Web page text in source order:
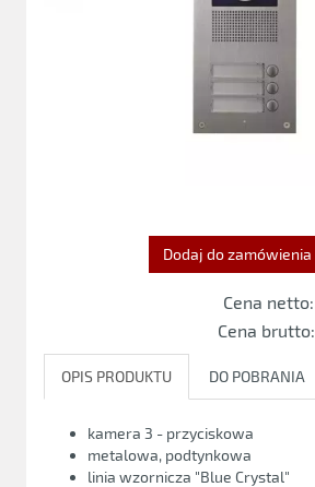
Dodaj do zamówienia
Cena netto:
Cena brutto:
OPIS PRODUKTU DO POBRANIA
kamera 3 - przyciskowa
metalowa, podtynkowa
linia wzornicza "Blue Crystal"